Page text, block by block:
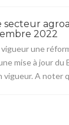
secteur
2022
une
mise à jour
A noter